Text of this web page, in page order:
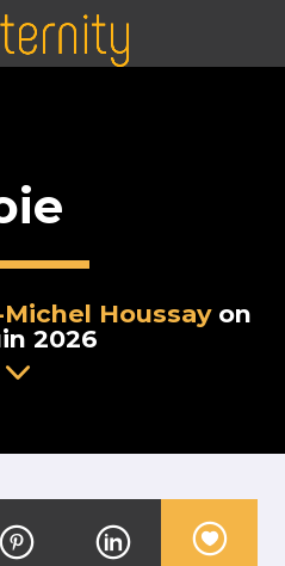
Houssayon
2026